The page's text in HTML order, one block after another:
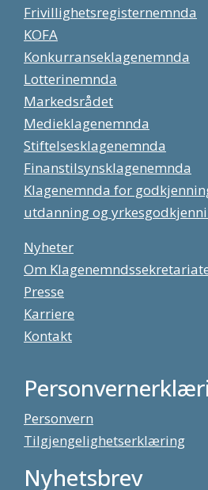
Frivillighetsregisternemnda
KOFA
Konkurranseklagenemnda
Lotterinemnda
Markedsrådet
Medieklagenemnda
Stiftelsesklagenemnda
Finanstilsynsklagenemnda
Klagenemnda for
utdanning og
Nyheter
Om
Presse
Karriere
Kontakt
Personvern
Tilgjengelighetserklæring
Nyhetsbrev